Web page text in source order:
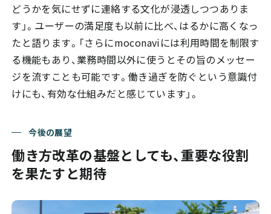
どうかを気にせずに連絡する文化が浸透しつつありま
す」。ユーザーの満足度も以前に比べ、はるかに高くなっ
たと語ります。「さらにmoconaviには利用時間を制限す
る機能もあり、業務時間以外に使うとその旨のメッセー
ジを流すことも可能です。働き過ぎを防ぐという意識付
けにも、有効な仕組みだと感じています」。
今後の展望
働き方改革の基盤としても、重要な役割
を果たすと期待